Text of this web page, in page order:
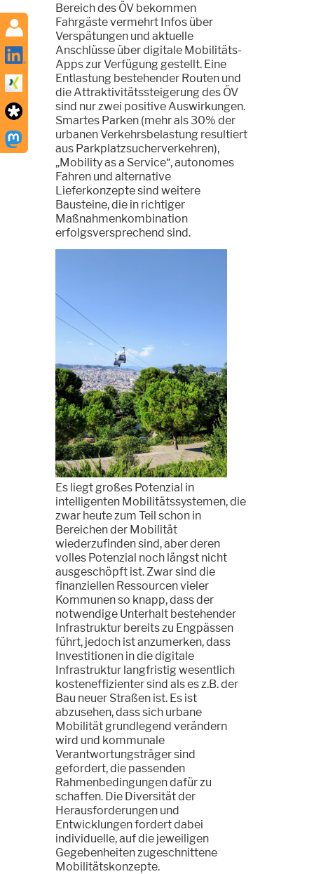
Bereich des ÖV bekommen
Fahrgäste vermehrt Infos über
Verspätungen und aktuelle
Anschlüsse über digitale Mobilitäts-
Apps zur Verfügung gestellt. Eine
Entlastung bestehender Routen und
die Attraktivitätssteigerung des ÖV
sind nur zwei positive Auswirkungen.
Smartes Parken (mehr als 30% der
urbanen Verkehrsbelastung resultiert
aus Parkplatzsucherverkehren),
„Mobility as a Service“, autonomes
Fahren und alternative
Lieferkonzepte sind weitere
Bausteine, die in richtiger
Maßnahmenkombination
erfolgsversprechend sind.
Es liegt großes Potenzial in
intelligenten Mobilitätssystemen, die
zwar heute zum Teil schon in
Bereichen der Mobilität
wiederzufinden sind, aber deren
volles Potenzial noch längst nicht
ausgeschöpft ist. Zwar sind die
finanziellen Ressourcen vieler
Kommunen so knapp, dass der
notwendige Unterhalt bestehender
Infrastruktur bereits zu Engpässen
führt, jedoch ist anzumerken, dass
Investitionen in die digitale
Infrastruktur langfristig wesentlich
kosteneffizienter sind als es z.B. der
Bau neuer Straßen ist. Es ist
abzusehen, dass sich urbane
Mobilität grundlegend verändern
wird und kommunale
Verantwortungsträger sind
gefordert, die passenden
Rahmenbedingungen dafür zu
schaffen. Die Diversität der
Herausforderungen und
Entwicklungen fordert dabei
individuelle, auf die jeweiligen
Gegebenheiten zugeschnittene
Mobilitätskonzepte.